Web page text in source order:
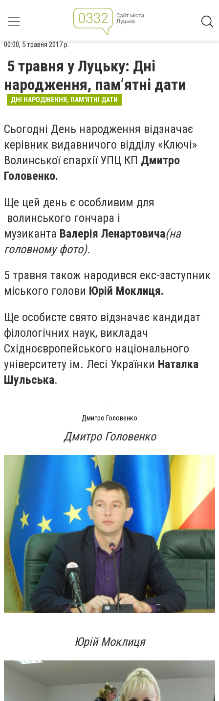
00:00, 5 травня 2017 р.
5 травня у Луцьку: Дні
народження, пам’ятні дати
ДНІ НАРОДЖЕННЯ, ПАМ'ЯТНІ ДАТИ
Сьогодні День народження відзначає
керівник видавничого відділу «Ключі»
Волинської єпархії УПЦ КП Дмитро
Головенко.
Ще цей день є особливим для
волинського гончара і
музиканта Валерія Ленартовича(на
головномуфото).
5 травня також народився екс-заступник
міського голови Юрій Моклиця.
Ще особисте свято відзначає кандидат
філологічних наук, викладач
Східноєвропейського національного
університету ім. Лесі Українки Наталка
Шульська.
Дмитро Головенко
Дмитро Головенко
Юрій Моклиця